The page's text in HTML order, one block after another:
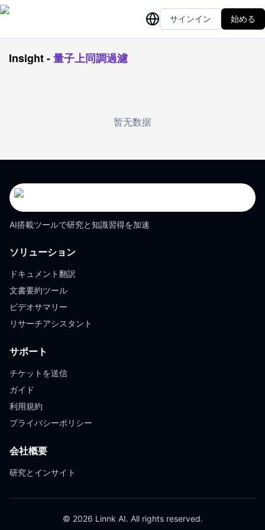
サインイン 始める
Insight-量子上同調過濾
暂无数据
AI搭載ツールで研究と知識習得を加速
ソリューション
ドキュメント翻訳
文書要約ツール
ビデオサマリー
リサーチアシスタント
サポート
チケットを送信
ガイド
利用規約
プライバシーポリシー
会社概要
研究とインサイト
© 2026 Linnk AI. All rights reserved.